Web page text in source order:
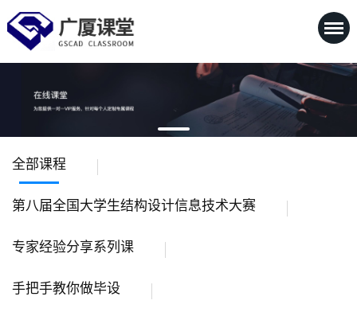
全部课程
第八届全国大学生结构设计信息技术大赛
专家经验分享系列课
手把手教你做毕设